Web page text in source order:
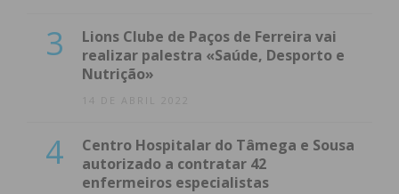
3
Lions Clube de Paços de Ferreira vai
realizar palestra «Saúde, Desporto e
Nutrição»
14 DE ABRIL 2022
4
Centro Hospitalar do Tâmega e Sousa
autorizado a contratar 42
enfermeiros especialistas